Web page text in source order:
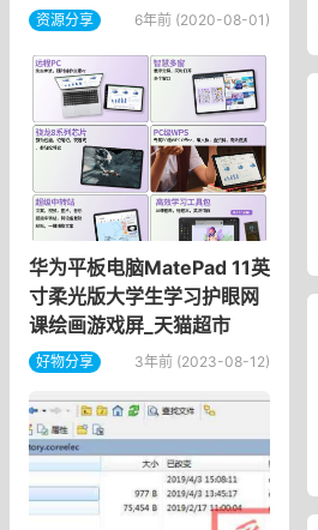
资源分享 6年前 (2020-08-01)
华为平板电脑MatePad 11英
寸柔光版大学生学习护眼网
课绘画游戏屏_天猫超市
好物分享 3年前 (2023-08-12)